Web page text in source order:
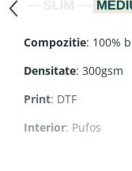
Compozitie: 100%
Densitate: 300gsm
Print: DTF
Interior: Pufos